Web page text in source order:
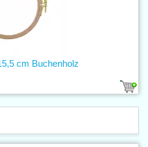
cm Buchenholz